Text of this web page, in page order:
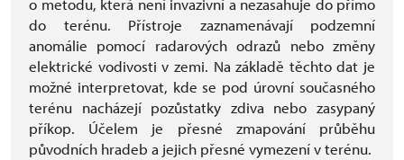
o metodu, která není invazivní a nezasahuje do přímo
do terénu. Přístroje zaznamenávají podzemní
anomálie pomocí radarových odrazů nebo změny
elektrické vodivosti v zemi. Na základě těchto dat je
možné interpretovat, kde se pod úrovní současného
terénu nacházejí pozůstatky zdiva nebo zasypaný
příkop. Účelem je přesné zmapování průběhu
původních hradeb a jejich přesné vymezení v terénu.